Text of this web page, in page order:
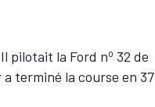
pilotait la Ford no 32 de
a terminé la course en 37